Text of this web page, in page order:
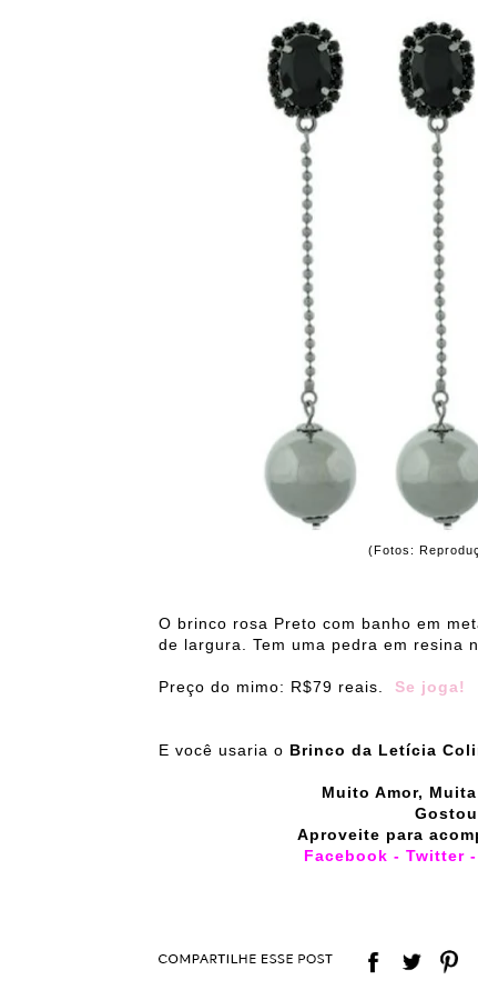
(Fotos:
O brinco rosa Preto com banho em
de largura. Tem uma pedra em resina
Preço do mimo: R$79 reais. Se joga!
E você usaria o Brinco da Letícia
Muito Amor,
Aproveite para
Facebook - Twitter-